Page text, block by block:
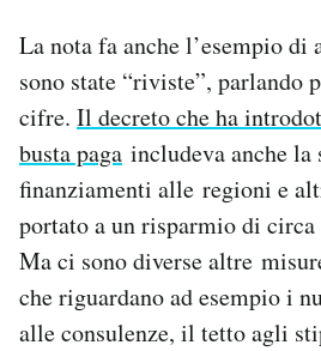
La nota fa anche l’esempio di
sono state “riviste”, parlando
cifre. Il decreto che ha
busta paga includeva anche la
finanziamenti alle regioni e
portato a un risparmio di
Ma ci sono diverse altre
che riguardano ad esempio i
alle consulenze, il tetto agli